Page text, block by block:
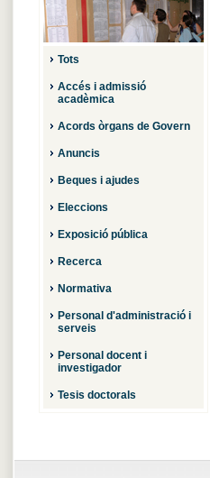
Tots
Accés i admissió
acadèmica
Acords òrgans de Govern
Anuncis
Beques i ajudes
Eleccions
Exposició pública
Recerca
Normativa
Personal d'administració i
serveis
Personal docent i
investigador
Tesis doctorals